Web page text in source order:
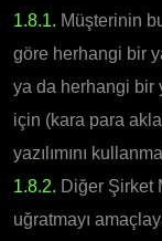
1.8.1. Müşterinin
göre herhangi bir
ya da herhangi bir
için (kara para
yazılımını
1.8.2. Diğer Şirket
uğratmayı